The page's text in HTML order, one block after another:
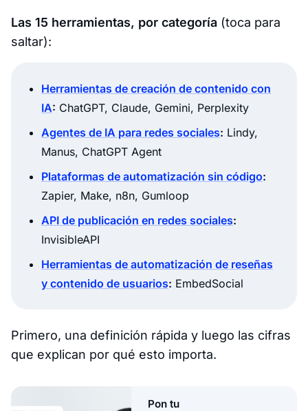
Las 15 herramientas, por categoría (toca para
saltar):
Herramientas de creación de contenido con
IA: ChatGPT, Claude, Gemini, Perplexity
Agentes de IA para redes sociales: Lindy,
Manus, ChatGPT Agent
Plataformas de automatización sin código:
Zapier, Make, n8n, Gumloop
API de publicación en redes sociales:
InvisibleAPI
Herramientas de automatización de reseñas
y contenido de usuarios: EmbedSocial
Primero, una definición rápida y luego las cifras
que explican por qué esto importa.
Pon tu